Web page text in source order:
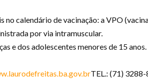
no calendário de vacinação: a VPO
por via intramuscular.
e dos adolescentes menores de 15 anos.
TEL.: (71) 3288-